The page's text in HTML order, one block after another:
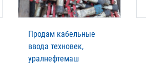
Продам кабельные
ввода техновек,
уралнефтемаш